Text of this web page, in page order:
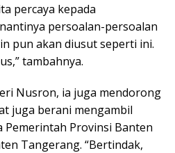
percaya kepada
persoalan-persoalan
pun akan diusut seperti ini.
tambahnya.
Nusron, ia juga mendorong
juga berani mengambil
Provinsi Banten
Tangerang. “Bertindak,